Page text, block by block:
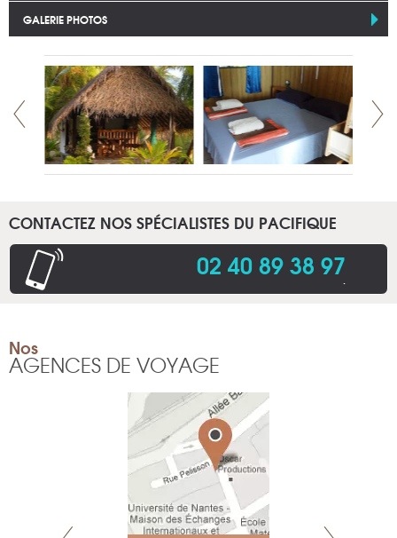
GALERIE PHOTOS
CONTACTEZ NOS SPÉCIALISTES DU PACIFIQUE
02 40 89 38 97.
Nos
AGENCES DE VOYAGE